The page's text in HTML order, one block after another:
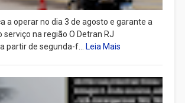
a operar no dia 3 de agosto e garante a
serviço na região O Detran RJ
partir de segunda-f...
Leia Mais